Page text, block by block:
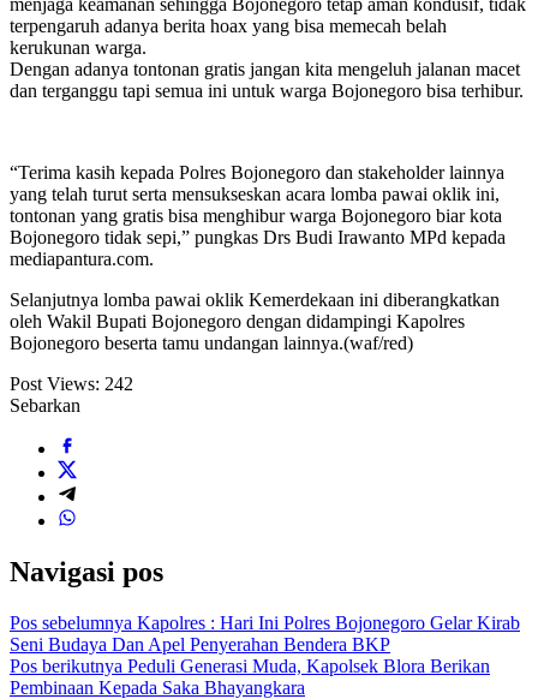
terpengaruh adanya berita hoax yang bisa memecah belah
kerukunan warga.
Dengan adanya tontonan gratis jangan kita mengeluh jalanan macet
dan terganggu tapi semua ini untuk warga Bojonegoro bisa terhibur.
“Terima kasih kepada Polres Bojonegoro dan stakeholder lainnya
yang telah turut serta mensukseskan acara lomba pawai oklik ini,
tontonan yang gratis bisa menghibur warga Bojonegoro biar kota
Bojonegoro tidak sepi,” pungkas Drs Budi Irawanto MPd kepada
mediapantura.com.
Selanjutnya lomba pawai oklik Kemerdekaan ini diberangkatkan
oleh Wakil Bupati Bojonegoro dengan didampingi Kapolres
Bojonegoro beserta tamu undangan lainnya.(waf/red)
Post Views: 242
Sebarkan
Navigasi pos
Pos sebelumnya Kapolres : Hari Ini Polres Bojonegoro Gelar Kirab
Seni Budaya Dan Apel Penyerahan Bendera BKP
Pos berikutnya Peduli Generasi Muda, Kapolsek Blora Berikan
Pembinaan Kepada Saka Bhayangkara